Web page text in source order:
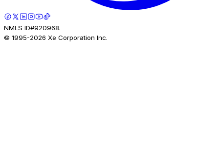
NMLS ID#920968.
© 1995-2026 Xe Corporation Inc.